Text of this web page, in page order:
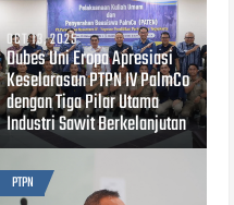
OCT 13, 2025
Dubes Uni Eropa Apresiasi
Keselarasan PTPN IV PalmCo
dengan Tiga Pilar Utama
Industri Sawit Berkelanjutan
PTPN